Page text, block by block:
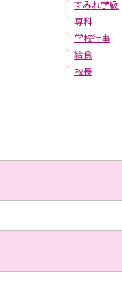
すみれ学級
専科
学校行事
給食
校長